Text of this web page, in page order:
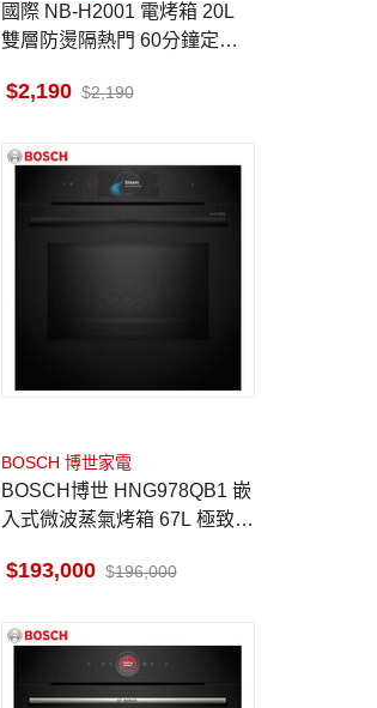
國際 NB-H2001 電烤箱 20L
雙層防燙隔熱門 60分鐘定時
2,190 2,190
BOSCH 博世家電
BOSCH博世 HNG978QB1 嵌
入式微波蒸氣烤箱 67L 極致黑
193,000 196,000